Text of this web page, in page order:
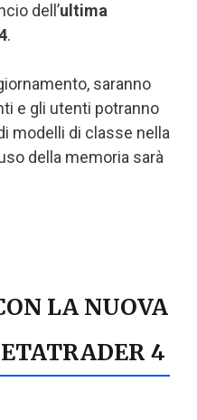
dell’ultima
.
saranno
e gli utenti potranno
modelli di classe nella
della memoria sarà
LA NUOVA
4